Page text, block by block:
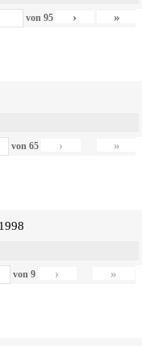
von 95 › »
von65 › »
von 9 › »